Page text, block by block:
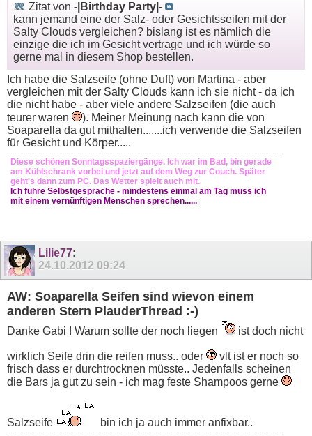
Zitat von -|Birthday Party|-
kann jemand eine der Salz- oder Gesichtsseifen mit der
Salty Clouds vergleichen? bislang ist es nämlich die
einzige die ich im Gesicht vertrage und ich würde so
gerne mal in diesem Shop bestellen.
Ich habe die Salzseife (ohne Duft) von Martina - aber
vergleichen mit der Salty Clouds kann ich sie nicht - da ich
die nicht habe - aber viele andere Salzseifen (die auch
teurer waren
). Meiner Meinung nach kann die von
Soaparella da gut mithalten.......ich verwende die Salzseifen
für Gesicht und Körper.....
Diese schönen Sonntagsspaziergänge. Ich war im Bad, bin gerade
am Kühlschrank vorbei und jetzt auf dem Weg zur Couch. Später
geht's dann zum PC. Das Wetter spielt auch mit.
Ich führe Selbstgespräche - mindestens einmal am Tag muss ich
mit einem vernünftigen Menschen sprechen......
Lilie77:
24.10.2012 09:24
AW: Soaparella Seifen sind wievon einem
anderen Stern PlauderThread :-)
Danke Gabi ! Warum sollte der noch liegen ist doch nicht
wirklich Seife drin die reifen muss.. oder
vlt ist er noch so
frisch dass er durchtrocknen müsste.. Jedenfalls scheinen
die Bars ja gut zu sein - ich mag feste Shampoos gerne
Salzseife bin ich ja auch immer anfixbar..